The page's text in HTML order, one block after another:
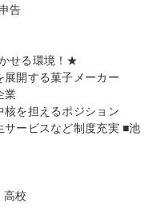
告
せる環境！★
開する菓子メーカー
業
を担えるポジション
ービスなど制度充実 ■池
高校